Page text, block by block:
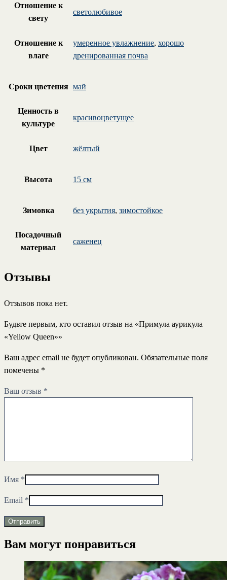
Отношение к
свету
светолюбивое
Отношение к
влаге
умеренное увлажнение, хорошо
дренированная почва
Сроки цветения май
Ценность в
культуре
красивоцветущее
Цвет жёлтый
Высота 15 см
Зимовка без укрытия, зимостойкое
Посадочный
материал
саженец
Отзывы
Отзывов пока нет.
Будьте первым, кто оставил отзыв на «Примула аурикула
«Yellow Queen»»
Ваш адрес email не будет опубликован. Обязательные поля
помечены *
Ваш отзыв *
Имя *
Email *
Вам могут понравиться